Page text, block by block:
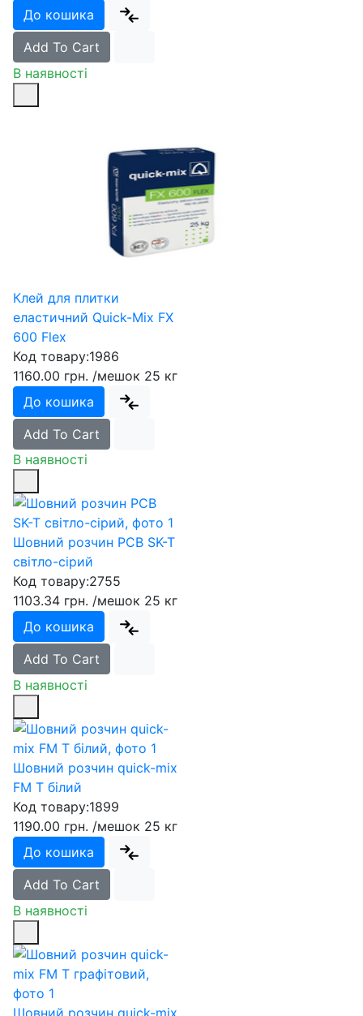
До кошика
Add To Cart
В наявності
Клей для плитки
еластичний Quick-Mix FX
600 Flex
Код товару:1986
1160.00 грн. /мешок 25 кг
До кошика
Add To Cart
В наявності
Шовний розчин PCB SK-T
світло-сірий
Код товару:2755
1103.34 грн. /мешок 25 кг
До кошика
Add To Cart
В наявності
Шовний розчин quick-mix
FM T білий
Код товару:1899
1190.00 грн. /мешок 25 кг
До кошика
Add To Cart
В наявності
Шовний розчин quick-mix